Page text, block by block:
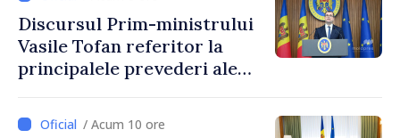
taxare mai echitabilă
Discursul Prim-ministrului
Vasile Tofan referitor la
principalele prevederi ale
2027
/ Acum 10 ore